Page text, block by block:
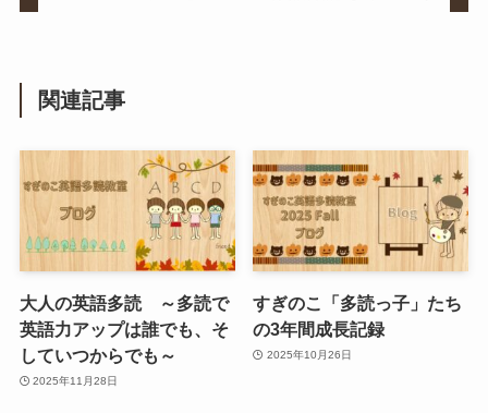
関連記事
大人の英語多読 ～多読で
英語力アップは誰でも、そ
していつからでも～
2025年11月28日
すぎのこ「多読っ子」たち
の3年間成長記録
2025年10月26日